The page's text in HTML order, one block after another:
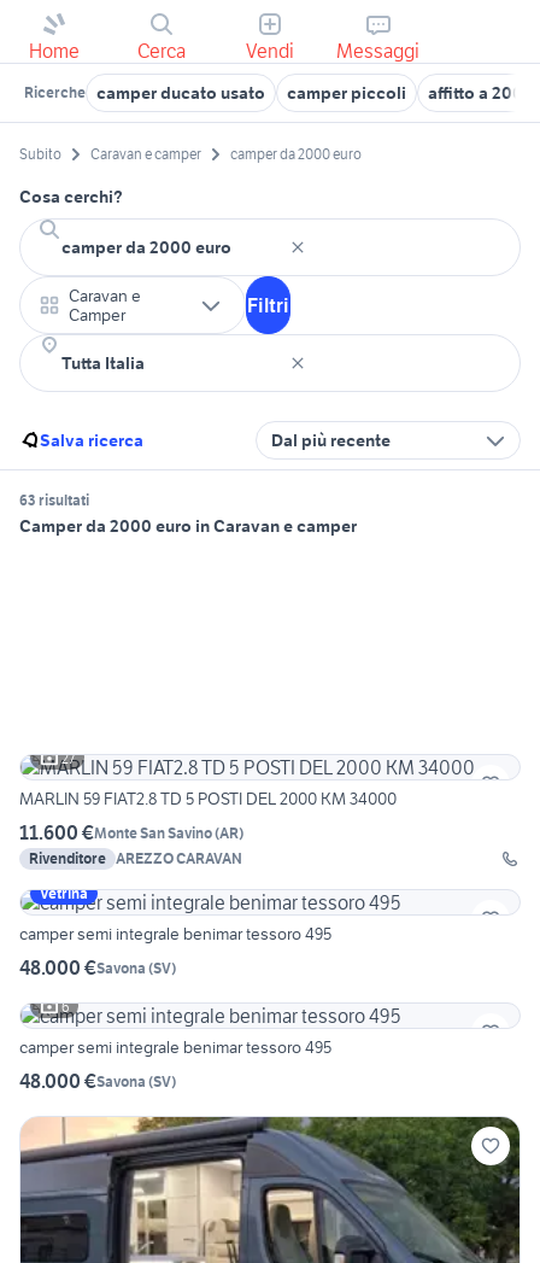
Home Cerca Vendi Messaggi
Ricerche camper ducato usato camper piccoli affitto a 200
Subito Caravan e camper camper da 2000 euro
Cosa cerchi?
Caravan e
Camper
Filtri
Salva ricerca Dal più recente
63 risultati
Camper da 2000 euro in Caravan e camper
27
MARLIN 59 FIAT2.8 TD 5 POSTI DEL 2000 KM 34000
11.600 €Monte San Savino(AR)
Rivenditore AREZZO CARAVAN
Vetrina
camper semi integrale benimar tessoro 495
48.000 €Savona (SV)
6
camper semi integrale benimar tessoro 495
48.000 €Savona (SV)